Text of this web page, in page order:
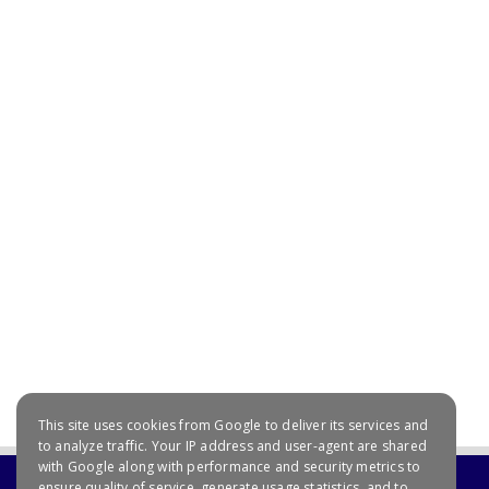
This site uses cookies from Google to deliver its services and
to analyze traffic. Your IP address and user-agent are shared
with Google along with performance and security metrics to